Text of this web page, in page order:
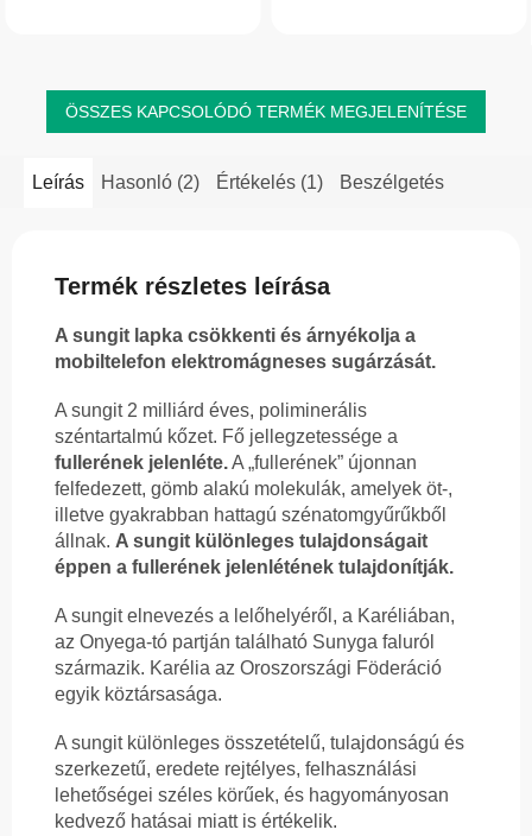
ÖSSZES KAPCSOLÓDÓ TERMÉK MEGJELENÍTÉSE
Leírás Hasonló (2) Értékelés (1) Beszélgetés
Termék részletes leírása
A sungit lapka csökkenti és árnyékolja a
mobiltelefon elektromágneses sugárzását.
A sungit 2 milliárd éves, poliminerális
széntartalmú kőzet. Fő jellegzetessége a
fullerének jelenléte.A „fullerének” újonnan
felfedezett, gömb alakú molekulák, amelyek öt-,
illetve gyakrabban hattagú szénatomgyűrűkből
állnak. A sungit különleges tulajdonságait
éppen a fullerének jelenlétének tulajdonítják.
A sungit elnevezés a lelőhelyéről, a Karéliában,
az Onyega-tó partján található Sunyga faluról
származik. Karélia az Oroszországi Föderáció
egyik köztársasága.
A sungit különleges összetételű, tulajdonságú és
szerkezetű, eredete rejtélyes, felhasználási
lehetőségei széles körűek, és hagyományosan
kedvező hatásai miatt is értékelik.